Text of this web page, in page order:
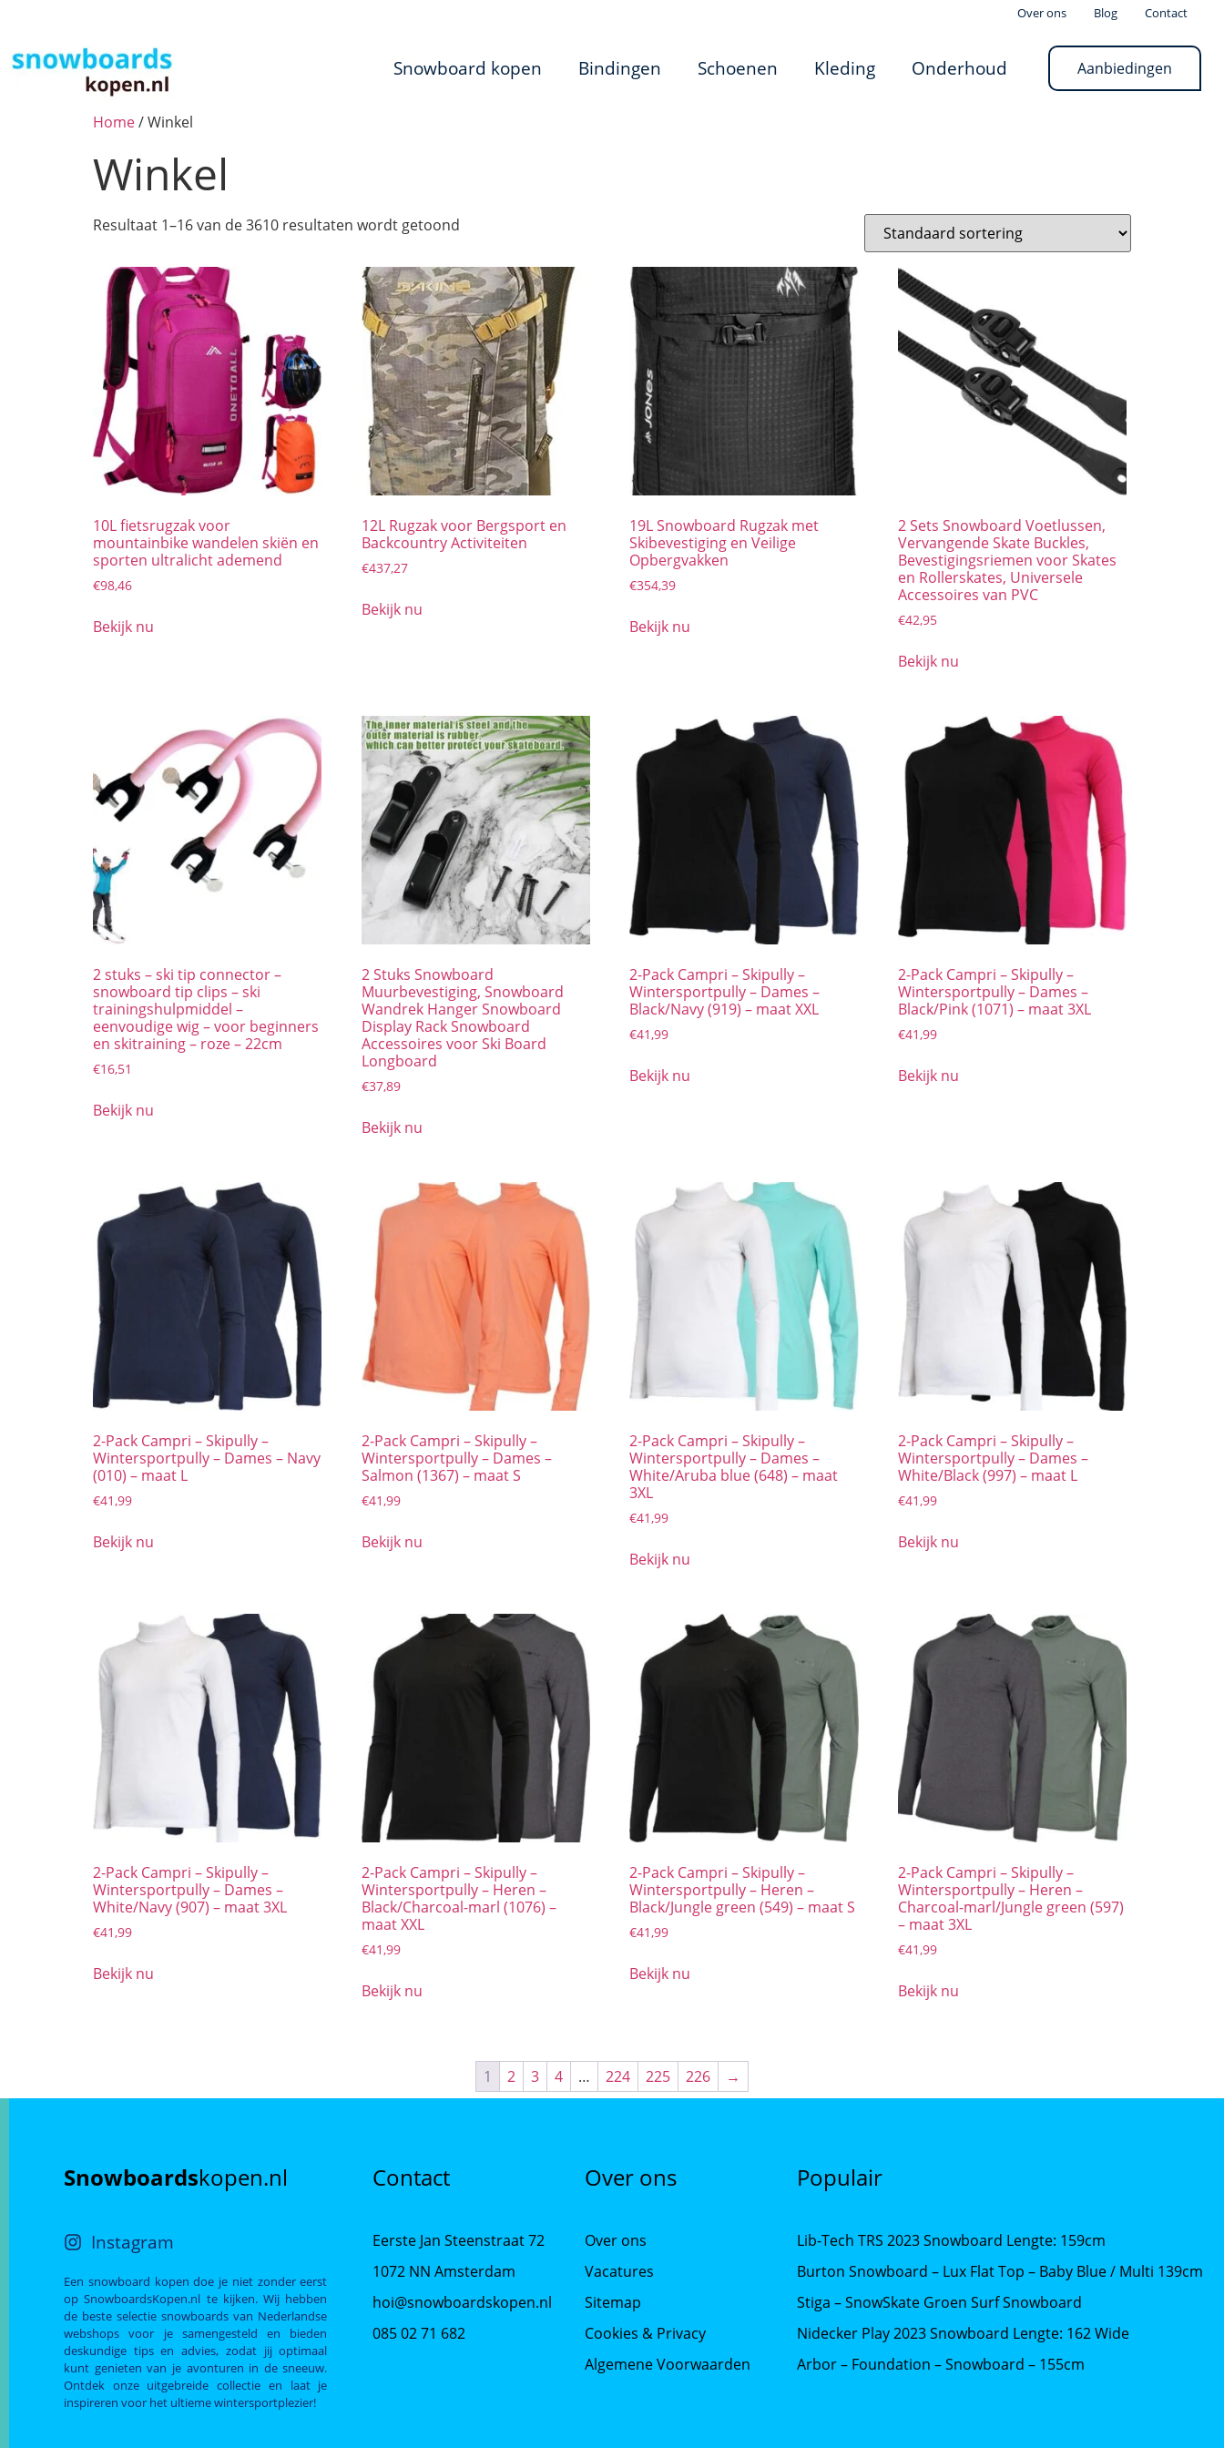
Over ons Blog Contact
Snowboard kopen Bindingen Schoenen Kleding Onderhoud Aanbiedingen
Home/ Winkel
Winkel
Resultaat 1–16 van de 3610 resultaten wordt getoond
10L fietsrugzak voor
mountainbike wandelen skiën en
sporten ultralicht ademend
€98,46
Bekijk nu
12L Rugzak voor Bergsport en
Backcountry Activiteiten
€437,27
Bekijk nu
19L Snowboard Rugzak met
Skibevestiging en Veilige
Opbergvakken
€354,39
Bekijk nu
2 Sets Snowboard Voetlussen,
Vervangende Skate Buckles,
Bevestigingsriemen voor Skates
en Rollerskates, Universele
Accessoires van PVC
€42,95
Bekijk nu
2 stuks – ski tip connector –
snowboard tip clips – ski
trainingshulpmiddel –
eenvoudige wig – voor beginners
en skitraining – roze – 22cm
€16,51
Bekijk nu
2 Stuks Snowboard
Muurbevestiging, Snowboard
Wandrek Hanger Snowboard
Display Rack Snowboard
Accessoires voor Ski Board
Longboard
€37,89
Bekijk nu
2-Pack Campri – Skipully –
Wintersportpully – Dames –
Black/Navy (919) – maat XXL
€41,99
Bekijk nu
2-Pack Campri – Skipully –
Wintersportpully – Dames –
Black/Pink (1071) – maat 3XL
€41,99
Bekijk nu
2-Pack Campri – Skipully –
Wintersportpully – Dames – Navy
(010) – maat L
€41,99
Bekijk nu
2-Pack Campri – Skipully –
Wintersportpully – Dames –
Salmon (1367) – maat S
€41,99
Bekijk nu
2-Pack Campri – Skipully –
Wintersportpully – Dames –
White/Aruba blue (648) – maat
3XL
€41,99
Bekijk nu
2-Pack Campri – Skipully –
Wintersportpully – Dames –
White/Black (997) – maat L
€41,99
Bekijk nu
2-Pack Campri – Skipully –
Wintersportpully – Dames –
White/Navy (907) – maat 3XL
€41,99
Bekijk nu
2-Pack Campri – Skipully –
Wintersportpully – Heren –
Black/Charcoal-marl (1076) –
maat XXL
€41,99
Bekijk nu
2-Pack Campri – Skipully –
Wintersportpully – Heren –
Black/Jungle green (549) – maat S
€41,99
Bekijk nu
2-Pack Campri – Skipully –
Wintersportpully – Heren –
Charcoal-marl/Jungle green (597)
– maat 3XL
€41,99
Bekijk nu
1 2 3 4 … 224 225 226 →
Snowboardskopen.nl
Instagram
Een snowboard kopen doe je niet zonder eerst
op SnowboardsKopen.nl te kijken. Wij hebben
de beste selectie snowboards van Nederlandse
webshops voor je samengesteld en bieden
deskundige tips en advies, zodat jij optimaal
kunt genieten van je avonturen in de sneeuw.
Ontdek onze uitgebreide collectie en laat je
inspireren voor het ultieme wintersportplezier!
Contact
Eerste Jan Steenstraat 72
1072 NN Amsterdam
hoi@snowboardskopen.nl
085 02 71 682
Over ons
Over ons
Vacatures
Sitemap
Cookies & Privacy
Algemene Voorwaarden
Populair
Lib-Tech TRS 2023 Snowboard Lengte: 159cm
Burton Snowboard – Lux Flat Top – Baby Blue / Multi 139cm
Stiga – SnowSkate Groen Surf Snowboard
Nidecker Play 2023 Snowboard Lengte: 162 Wide
Arbor – Foundation – Snowboard – 155cm